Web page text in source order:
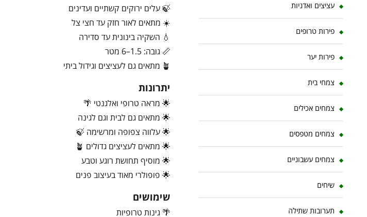
🍃 עלים ירוקים קשתיים ועדינים
☀️ מתאים לאור חזק עד חצי צל
💧 השקיה בינונית עד סדירה
📏 גובה: 1.5–6 מטר
🪴 מתאים גם לעציצים וגידול ביתי
יתרונות
🌟 מראה טרופי ואלגנטי 🌴
🌟 מתאים גם לבית וגם לגינה
🌟 עלווה צפופה ומרשימה 🍃
🌟 מתאים לעציצים גדולים 🪴
🌟 מוסיף תחושת רוגע וטבע
🌟 פופולרי מאוד בעיצוב פנים
שימושים
🌴 גינות טרופיות
עציצים ואדניות
פירות טרופים
פירות יער
צמחי בית
צמחים אכילים
צמחים מטפסים
צמחים עשבוניים
שיחים
תערובות שתילה